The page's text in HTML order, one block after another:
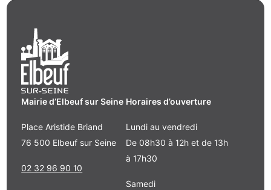
Mairie d’Elbeuf sur Seine
Place Aristide Briand
76 500 Elbeuf sur Seine
02 32 96 90 10
Horaires d’ouverture
Lundi au vendredi
De 08h30 à 12h et de 13h
à 17h30
Samedi